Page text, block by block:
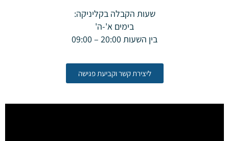
שעות הקבלה בקליניקה:
בימים א'-ה'
בין השעות 20:00 – 09:00
ליצירת קשר וקביעת פגישה